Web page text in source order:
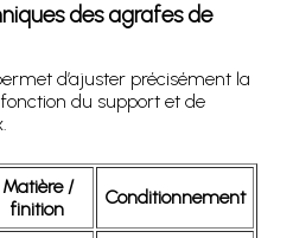
des agrafes de
d’ajuster précisément la
du support et de
Matière /
finition
Conditionnement